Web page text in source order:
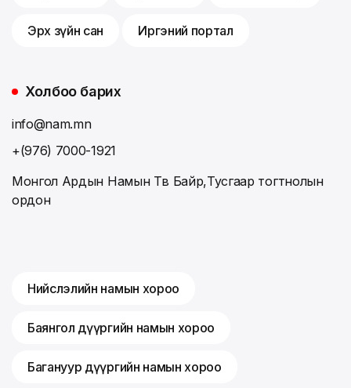
Эрх зүйн сан Иргэний портал
Холбоо барих
info@nam.mn
+(976) 7000-1921
Монгол Ардын Намын Төв Байр,Тусгаар тогтнолын
ордон
Нийслэлийн намын хороо
Баянгол дүүргийн намын хороо
Багануур дүүргийн намын хороо